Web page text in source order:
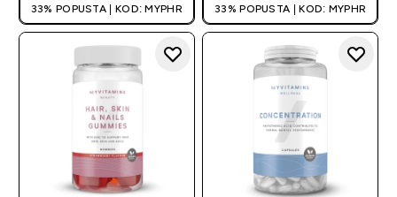
33% POPUSTA | KOD: MYPHR 33% POPUSTA | KOD: MYPHR